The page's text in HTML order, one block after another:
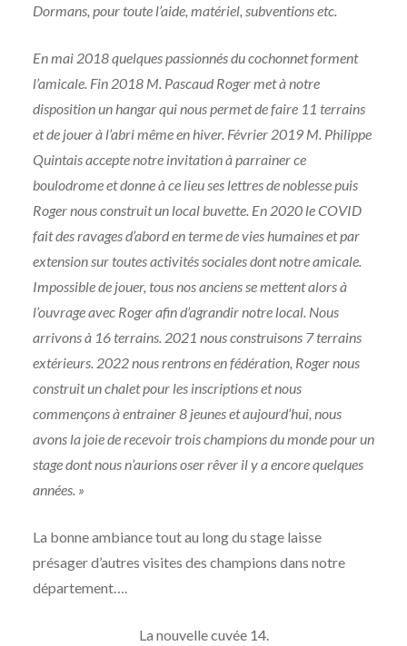
Dormans, pour toute l’aide, matériel, subventions etc.
En mai 2018 quelques passionnés du cochonnet forment
l’amicale. Fin 2018 M. Pascaud Roger met à notre
disposition un hangar qui nous permet defaire 11 terrains
et de jouer à l’abri même en hiver. Février 2019 M. Philippe
Quintais accepte notre invitation à parrainer ce
boulodrome et donne à ce lieu ses lettres de noblesse puis
Roger nous construit un local buvette. En 2020 le COVID
fait des ravages d’abord en terme de vies humaines et par
extension sur toutes activités sociales dont notre amicale.
Impossible de jouer, tous nos anciens se mettent alors à
l’ouvrage avec Roger afin d’agrandir notre local. Nous
arrivons à 16 terrains. 2021 nous construisons 7 terrains
extérieurs. 2022 nous rentrons en fédération, Roger nous
construit un chalet pour les inscriptions et nous
commençons à entrainer 8 jeunes et aujourd’hui, nous
avons la joie de recevoir trois champions du monde pour un
stage dont nous n’aurions oser rêver il y a encore quelques
années. »
La bonne ambiance tout au long du stage laisse
présager d’autres visites des champions dans notre
département….
La nouvelle cuvée 14.